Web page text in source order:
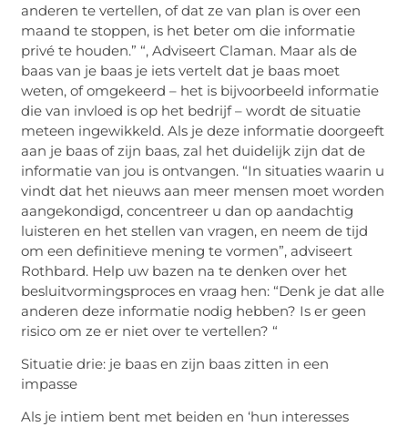
anderen te vertellen, of dat ze van plan is over een
maand te stoppen, is het beter om die informatie
privé te houden.” “, Adviseert Claman. Maar als de
baas van je baas je iets vertelt dat je baas moet
weten, of omgekeerd – het is bijvoorbeeld informatie
die van invloed is op het bedrijf – wordt de situatie
meteen ingewikkeld. Als je deze informatie doorgeeft
aan je baas of zijn baas, zal het duidelijk zijn dat de
informatie van jou is ontvangen. “In situaties waarin u
vindt dat het nieuws aan meer mensen moet worden
aangekondigd, concentreer u dan op aandachtig
luisteren en het stellen van vragen, en neem de tijd
om een ​​definitieve mening te vormen”, adviseert
Rothbard. Help uw bazen na te denken over het
besluitvormingsproces en vraag hen: “Denk je dat alle
anderen deze informatie nodig hebben? Is er geen
risico om ze er niet over te vertellen? “
Situatie drie: je baas en zijn baas zitten in een
impasse
Als je intiem bent met beiden en ‘hun interesses